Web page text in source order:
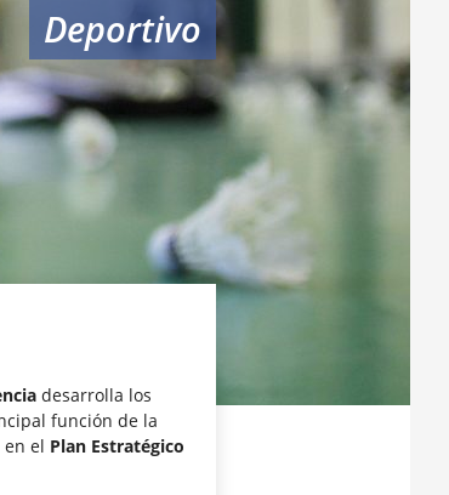
Deportivo
desarrolla los
función de la
el Plan Estratégico